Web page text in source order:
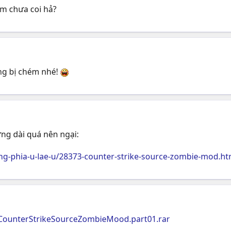
chưa coi hả?
bị chém nhé!
dài quá nên ngại:
phia-u-lae-u/28373-counter-strike-source-zombie-